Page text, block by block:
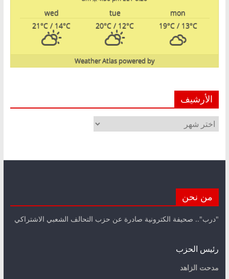
mon
tue
wed
19°C/ 13°C
20°C / 12°C
21°C / 14°C
powered by
Weather Atlas
الأرشيف
الأرشيف
من نحن
"درب".. صحيفة الكترونية صادرة عن حزب التحالف الشعبي الاشتراكي
رئيس الحزب
مدحت الزاهد